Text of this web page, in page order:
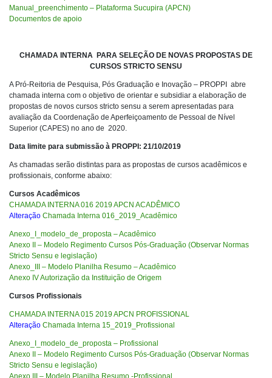
Manual_preenchimento – Plataforma Sucupira (APCN)
Documentos de apoio
CHAMADA INTERNA PARA SELEÇÃO DE NOVAS PROPOSTAS DE
CURSOS STRICTO SENSU
A Pró-Reitoria de Pesquisa, Pós Graduação e Inovação – PROPPI abre
chamada interna com o objetivo de orientar e subsidiar a elaboração de
propostas de novos cursos stricto sensu a serem apresentadas para
avaliação da Coordenação de Aperfeiçoamento de Pessoal de Nível
Superior (CAPES) no ano de 2020.
Data limite para submissão à PROPPI: 21/10/2019
As chamadas serão distintas para as propostas de cursos acadêmicos e
profissionais, conforme abaixo:
Cursos Acadêmicos
CHAMADA INTERNA 016 2019 APCN ACADÊMICO
Alteração Chamada Interna 016_2019_Acadêmico
Anexo_I_modelo_de_proposta – Acadêmico
Anexo II – Modelo Regimento Cursos Pós-Graduação (Observar Normas
Stricto Sensu e legislação)
Anexo_III – Modelo Planilha Resumo – Acadêmico
Anexo IV Autorização da Instituição de Origem
Cursos Profissionais
CHAMADA INTERNA 015 2019 APCN PROFISSIONAL
Alteração Chamada Interna 15_2019_Profissional
Anexo_I_modelo_de_proposta – Profissional
Anexo II – Modelo Regimento Cursos Pós-Graduação (Observar Normas
Stricto Sensu e legislação)